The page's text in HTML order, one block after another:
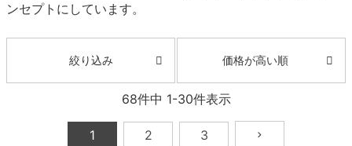
ンセプトにしています。
絞り込み 価格が高い順
68件中 1-30件表示
1 2 3
7.8inch
7.9inch
57mm
ソフトウィール（クルーザー）
デッキテープ
ボルト
足回りセット（トラック・ウィールセット）
24.5cm
シューレース・その他
パンツ
ショーツ
長袖ボタンシャツ
7分袖シャツ・ラグラン
INFO
スケートパーク情報
プライバシーポリシー
特定商取引法に基づく表記